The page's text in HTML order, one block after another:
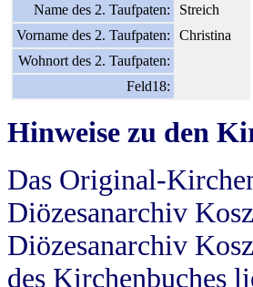
Name des 2. Taufpaten:
Streich
Vorname des 2. Taufpaten:
Christina
Wohnort des 2. Taufpaten:
Feld18:
Hinweise zu den
Das Original-
Diözesanarchiv
Diözesanarchiv
des Kirchenbuches